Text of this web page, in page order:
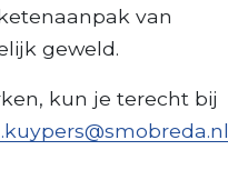
van
geweld.
kun je terecht bij